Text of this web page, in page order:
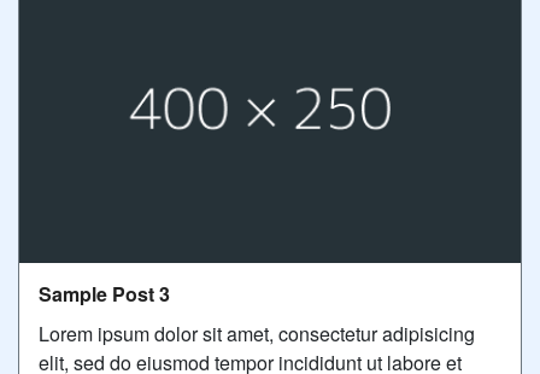
Sample Post 3
Lorem ipsum dolor sit amet, consectetur adipisicing
elit, sed do eiusmod tempor incididunt ut labore et